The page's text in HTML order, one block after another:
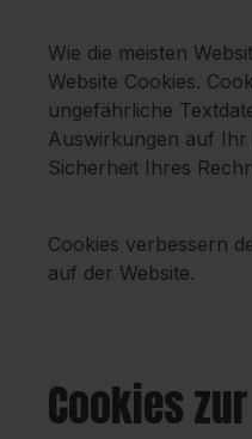
Wie die meisten
Website Cookies.
ungefährliche
Auswirkungen auf Ihr
Sicherheit Ihres
Cookies verbessern
auf der Website.
Cookies